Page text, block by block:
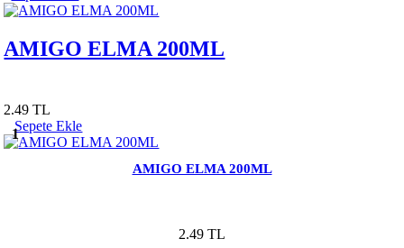
AMIGO ELMA 200ML
2.49 TL
1
Sepete Ekle
AMIGO ELMA 200ML
2.49 TL